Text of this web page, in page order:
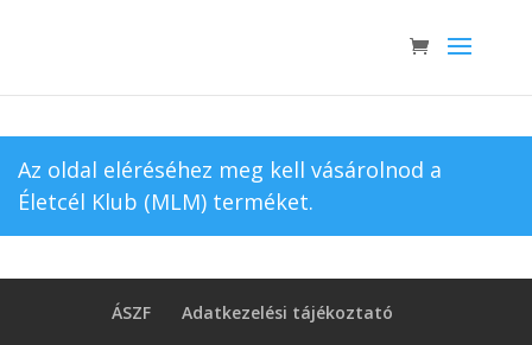
Az oldal eléréséhez meg kell vásárolnod a
Életcél Klub (MLM) terméket.
ÁSZF Adatkezelési tájékoztató